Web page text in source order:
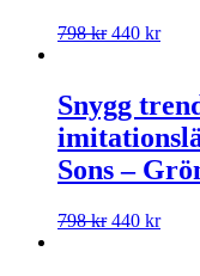
798kr 440 kr
Snygg
Sons –
798kr 440 kr